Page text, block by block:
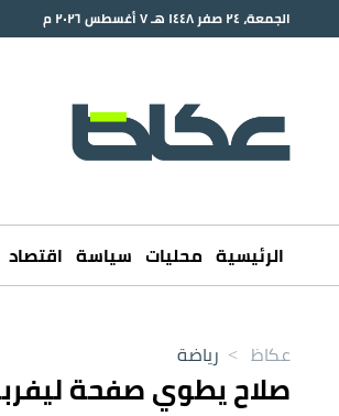
الجمعة، ٢٤ صفر ١٤٤٨ هـ ٧ أغسطس ٢٠٢٦ م
الرئيسية محليات سياسة اقتصاد
عكاظ > رياضة
صلاح يطوي صفحة